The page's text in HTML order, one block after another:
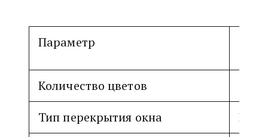
Параметр
Количество цветов
Тип перекрытия окна